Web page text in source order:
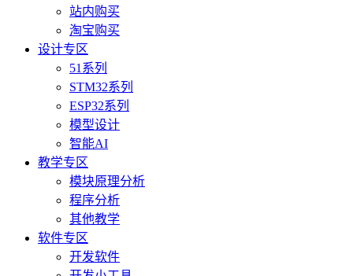
站内购买
淘宝购买
设计专区
51系列
STM32系列
ESP32系列
模型设计
智能AI
教学专区
模块原理分析
程序分析
其他教学
软件专区
开发软件